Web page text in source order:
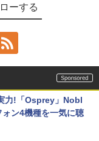
ーする
力!「Osprey」Nobl
ン4機種を一気に聴